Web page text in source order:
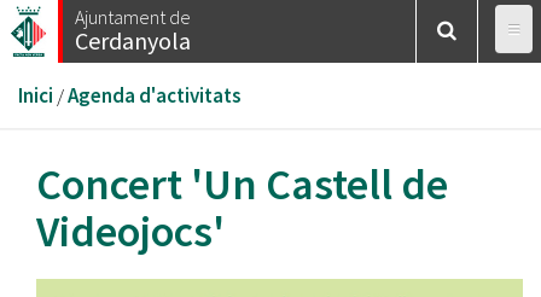
Vés
al
Ajuntament de
Cerdanyola
Esteu
aquí
Inici /Agenda d'activitats
Concert 'Un Castell de
Videojocs'